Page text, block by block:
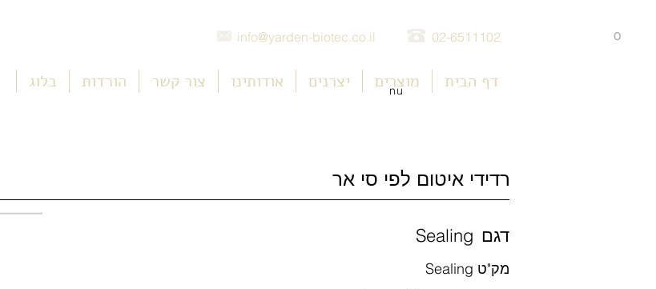
info@yarden-biotec.co.il 02-6511102
דף הבית מוצרים יצרנים אודותינו צור קשר הורדות בלוג nu
0
רדידי איטום לפי סי אר
Sealing דגם
מק"ט Sealing